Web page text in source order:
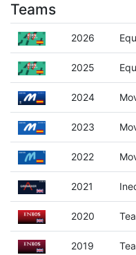
Teams
2026
2025
2024
2023
2022
2021
2020
2019